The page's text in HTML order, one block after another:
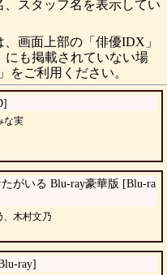
スタッフ名を表示してい
画面上部の「俳優IDX」
にも掲載されていない場
をご利用ください。
な実
がいる Blu-ray豪華版 [Blu-ra
木村文乃
ray]